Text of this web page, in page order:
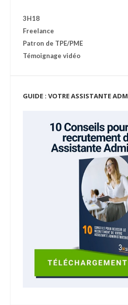
3H18
Freelance
Patron de TPE/PME
Témoignage vidéo
GUIDE : VOTRE ASSISTANTE